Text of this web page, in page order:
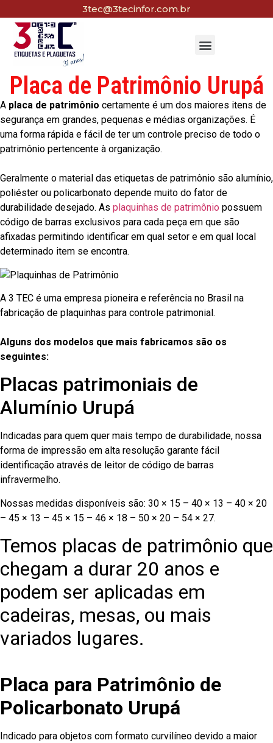
3tec@3tecinfor.com.br
Placa de Patrimônio Urupá
A placa de patrimônio certamente é um dos maiores itens de
segurança em grandes, pequenas e médias organizações. É
uma forma rápida e fácil de ter um controle preciso de todo o
patrimônio pertencente à organização.
Geralmente o material das etiquetas de patrimônio são alumínio,
poliéster ou policarbonato depende muito do fator de
durabilidade desejado. As plaquinhas de patrimônio possuem
código de barras exclusivos para cada peça em que são
afixadas permitindo identificar em qual setor e em qual local
determinado item se encontra.
A 3 TEC é uma empresa pioneira e referência no Brasil na
fabricação de plaquinhas para controle patrimonial.
Alguns dos modelos que mais fabricamos são os
seguintes:
Placas patrimoniais de
Alumínio Urupá
Indicadas para quem quer mais tempo de durabilidade, nossa
forma de impressão em alta resolução garante fácil
identificação através de leitor de código de barras
infravermelho.
Nossas medidas disponíveis são: 30 × 15 – 40 × 13 – 40 × 20
– 45 × 13 – 45 × 15 – 46 × 18 – 50 × 20 – 54 × 27.
Temos placas de patrimônio que
chegam a durar 20 anos e
podem ser aplicadas em
cadeiras, mesas, ou mais
variados lugares.
Placa para Patrimônio de
Policarbonato Urupá
Indicado para objetos com formato curvilíneo devido a maior